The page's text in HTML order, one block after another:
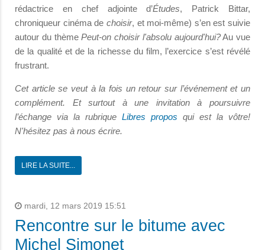
rédactrice en chef adjointe d’Études, Patrick Bittar,
chroniqueur cinéma de choisir, et moi-même) s’en est suivie
autour du thèmePeut-on choisir l'absolu aujourd'hui?Au vue
de la qualité et de la richesse du film, l’exercice s’est révélé
frustrant.
Cet article se veut à la fois un retour sur l’événement et un
complément. Et surtout à une invitation à poursuivre
l’échange via la rubrique Libres propos qui est la vôtre!
N'hésitez pas à nous écrire.
LIRE LA SUITE...
mardi, 12 mars 2019 15:51
Rencontre sur le bitume avec
Michel Simonet